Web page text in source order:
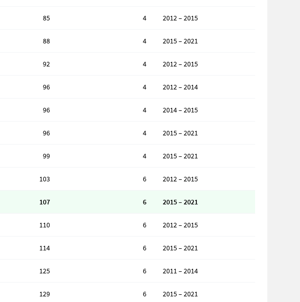
85 4 2012 – 2015
88 4 2015 – 2021
92 4 2012 – 2015
96 4 2012 – 2014
96 4 2014 – 2015
96 4 2015 – 2021
99 4 2015 – 2021
103 6 2012 – 2015
107 6 2015 – 2021
110 6 2012 – 2015
114 6 2015 – 2021
125 6 2011 – 2014
129 6 2015 – 2021